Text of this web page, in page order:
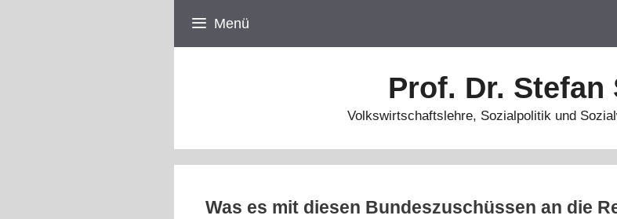
Menü
Prof. Dr. Stefan
Volkswirtschaftslehre, Sozialpolitik und
Was es mit diesen Bundeszuschüssen an die